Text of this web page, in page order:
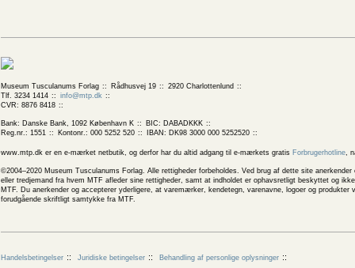
Museum Tusculanums Forlag Rådhusvej 19
2920 Charlottenlund
Tlf. 3234 1414
info@mtp.dk
CVR: 8876 8418
Bank: Danske Bank, 1092 København K
BIC: DABADKKK
Reg.nr.: 1551
Kontonr.: 000 5252 520 IBAN: DK98 3000 000 5252520
www.mtp.dk er en e-mærket netbutik, og derfor har du altid adgang til e-mærkets gratis Forbrugerhotline,
©2004–2020 Museum Tusculanums Forlag. Alle rettigheder forbeholdes. Ved brug af dette site
eller tredjemand fra hvem MTF afleder sine rettigheder, samt at indholdet er ophavsretligt beskyttet og
MTF. Du anerkender og accepterer yderligere, at varemærker, kendetegn, varenavne, logoer og
forudgående skriftligt samtykke fra MTF.
Handelsbetingelser Juridiske betingelser Behandling af personlige oplysninger